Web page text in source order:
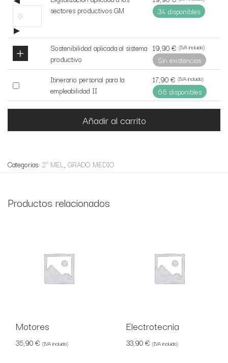
sectores productivos GM
34 disponibles
Sostenibilidad aplicada al sistema
productivo
19,90€ (IVA incluido)
Sin existencias
Buy
of
item
Itinerario personal para la
empleabilidad II
17,90€ (IVA incluido)
66 disponibles
Añadir al carrito
Categorías: 2º MEL, GRADO MEDIO
Productos relacionados
Motores
35,90€ (IVA incluido)
Electrotecnia
33,90€ (IVA incluido)